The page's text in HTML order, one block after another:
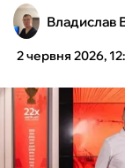
ТЕНІС
КІБЕРСПОРТ
ЧС-2026
Владислав
2 червня 2026,